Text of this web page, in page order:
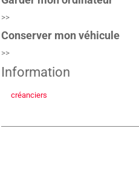
>>
Conserver mon véhicule
>>
Information
créanciers